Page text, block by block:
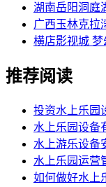
湖南岳阳洞庭
广西玉林克拉
横店影视城
推荐阅读
投资水上乐园
水上乐园设备
水上游乐设备
水上乐园运营
如何做好水上